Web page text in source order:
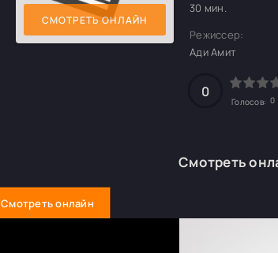
СМОТРЕТЬ ОНЛАЙН
30 мин.
Режиссер:
Ади Амит
0
Голосов: 0
Смотреть
Смотреть онлайн